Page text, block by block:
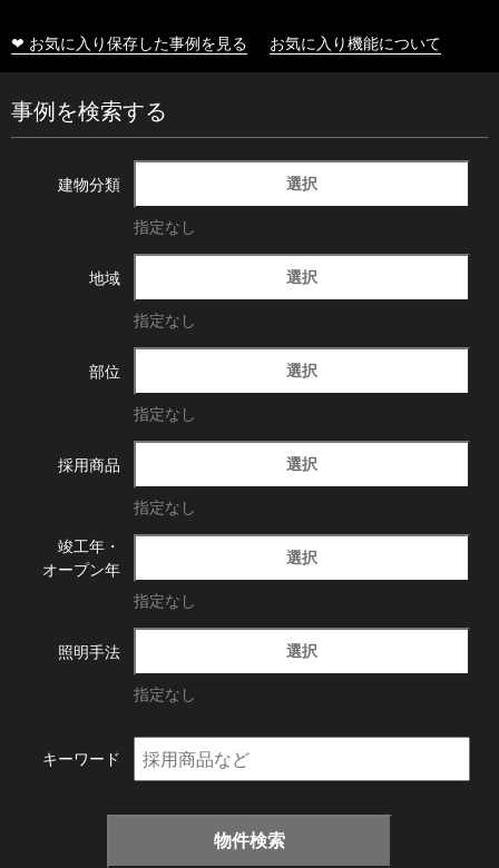
❤ お気に入り保存した事例を見る お気に入り機能について
事例を検索する
建物分類 選択
指定なし
地域 選択
指定なし
部位 選択
指定なし
採用商品 選択
指定なし
竣工年・
オープン年
選択
指定なし
照明手法 選択
指定なし
キーワード
物件検索